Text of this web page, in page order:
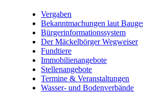
Vergaben
Bekanntmachungen laut
Bürgerinformationssystem
Der Mäckelbörger Wegweiser
Fundtiere
Immobilienangebote
Stellenangebote
Termine & Veranstaltungen
Wasser- und Bodenverbände